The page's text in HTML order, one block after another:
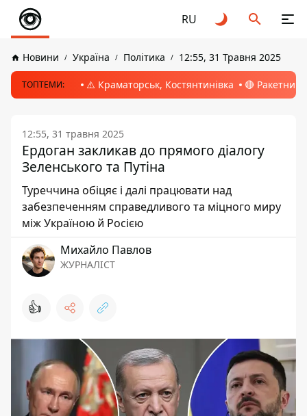
RU
Новини Україна Політика 12:55, 31 Травня 2025
ТОПТЕМИ: ⚠️ Краматорськ, Костянтинівка 🔴 Ракетний
12:55, 31 травня 2025
Ердоган закликав до прямого діалогу
Зеленського та Путіна
Туреччина обіцяє і далі працювати над
забезпеченням справедливого та міцного миру
між Україною й Росією
Михайло Павлов
ЖУРНАЛІСТ
👍